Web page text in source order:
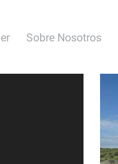
Sobre Nosotros